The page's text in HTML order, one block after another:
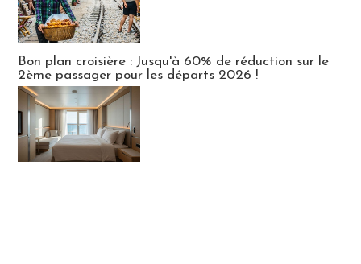
Bon plan croisière : Jusqu'à 60% de réduction sur le
2ème passager pour les départs 2026 !